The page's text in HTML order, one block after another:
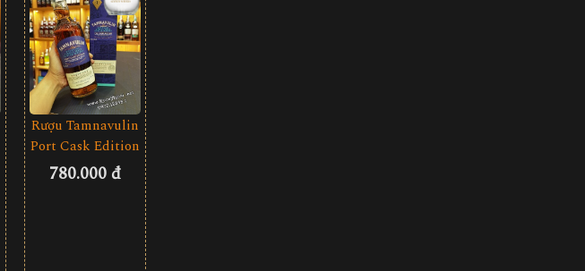
Rượu Tamnavulin
Port Cask Edition
780.000 đ